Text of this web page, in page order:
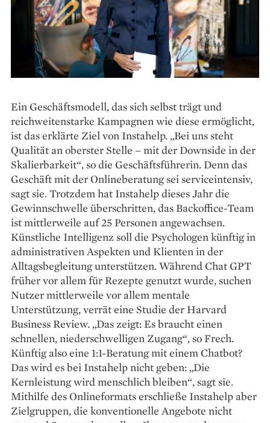
Ein Geschäftsmodell, das sich selbst trägt und
reichweitenstarke Kampagnen wie diese ermöglicht,
ist das erklärte Ziel von Instahelp. „Bei uns steht
Qualität an oberster Stelle – mit der Downside in der
Skalierbarkeit“, so die Geschäftsführerin. Denn das
Geschäft mit der Onlineberatung sei serviceintensiv,
sagt sie. Trotzdem hat Instahelp dieses Jahr die
Gewinnschwelle überschritten, das Backoffice-Team
ist mittlerweile auf 25 Personen angewachsen.
Künstliche Intelligenz soll die Psychologen künftig in
administrativen Aspekten und Klienten in der
Alltagsbegleitung unterstützen. Während Chat GPT
früher vor allem für Rezepte genutzt wurde, suchen
Nutzer mittlerweile vor allem mentale
Unterstützung, verrät eine Studie der Harvard
Business Review. „Das zeigt: Es braucht einen
schnellen, niederschwelligen Zugang“, so Frech.
Künftig also eine 1:1-Beratung mit einem Chatbot?
Das wird es bei Instahelp nicht geben: „Die
Kernleistung wird menschlich bleiben“, sagt sie.
Mithilfe des Onlineformats erschließe Instahelp aber
Zielgruppen, die konventionelle Angebote nicht